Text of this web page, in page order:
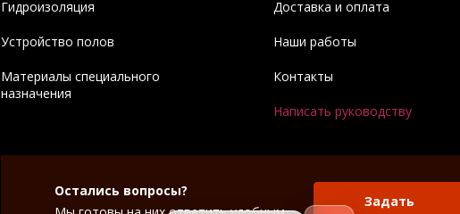
Гидроизоляция
Устройство полов
Материалы специального
назначения
Доставка и оплата
Наши работы
Контакты
Написать руководству
Остались вопросы?
Задать